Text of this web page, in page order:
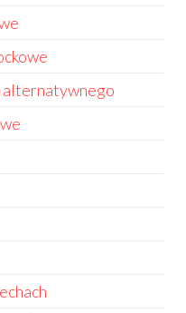
alternatywnego